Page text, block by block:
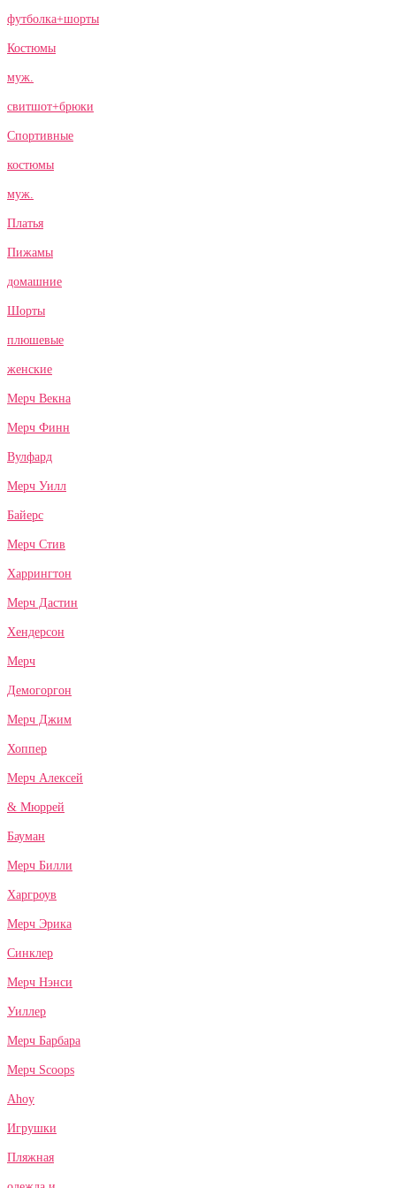
футболка+шорты
Костюмы
муж.
свитшот+брюки
Спортивные
костюмы
муж.
Платья
Пижамы
домашние
Шорты
плюшевые
женские
Мерч Векна
Мерч Финн
Вулфард
Мерч Уилл
Байерс
Мерч Стив
Харрингтон
Мерч Дастин
Хендерсон
Мерч
Демогоргон
Мерч Джим
Хоппер
Мерч Алексей
& Мюррей
Бауман
Мерч Билли
Харгроув
Мерч Эрика
Синклер
Мерч Нэнси
Уиллер
Мерч Барбара
Мерч Scoops
Ahoy
Игрушки
Пляжная